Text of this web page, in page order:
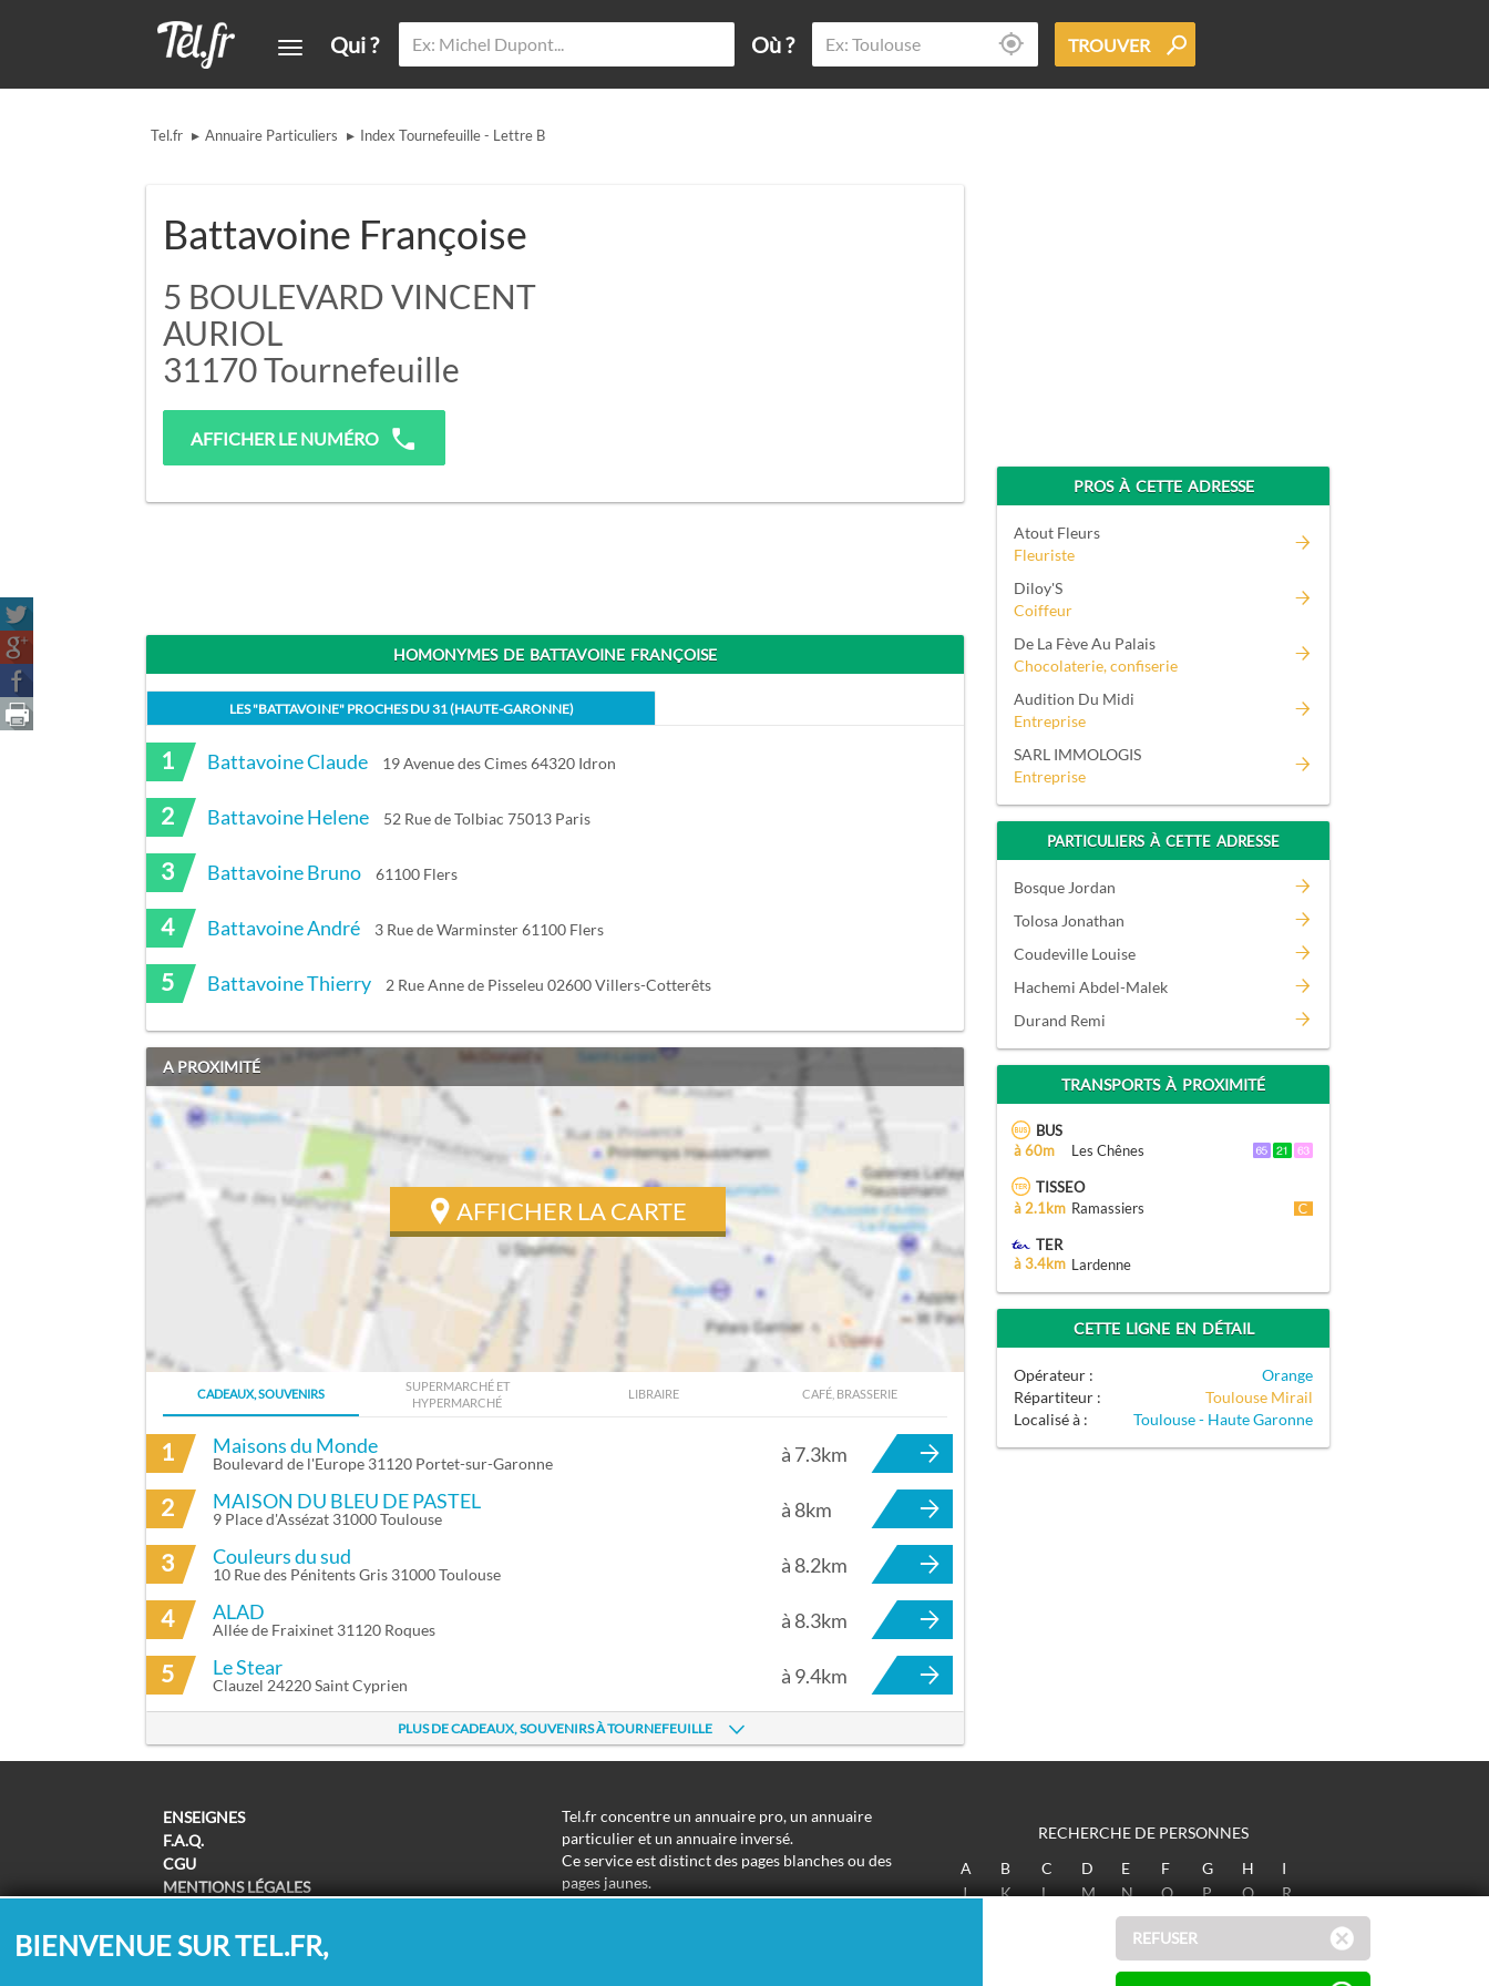
Qui ? Où ? TROUVER
Tel.fr ▸ Annuaire Particuliers ▸ Index Tournefeuille - Lettre B
Battavoine Françoise
5 BOULEVARD VINCENT
AURIOL
31170Tournefeuille
AFFICHER LE NUMÉRO
HOMONYMES DE BATTAVOINE FRANÇOISE
LES "BATTAVOINE" PROCHES DU31 (HAUTE-GARONNE)
1 Battavoine Claude 19 Avenue des Cimes 64320 Idron
2 Battavoine Helene 52 Rue de Tolbiac 75013 Paris
3 Battavoine Bruno 61100 Flers
4 Battavoine André 3 Rue de Warminster 61100 Flers
5 Battavoine Thierry 2 Rue Anne de Pisseleu 02600 Villers-Cotterêts
A PROXIMITÉ
AFFICHER LA CARTE
ITINÉRAIRE VERS BATTAVOINE FRANÇOISE À TOURNEFEUILLE
CADEAUX, SOUVENIRS
SUPERMARCHÉ ET
HYPERMARCHÉ
LIBRAIRE CAFÉ, BRASSERIE
1 Maisons du Monde
Boulevard de l'Europe 31120 Portet-sur-Garonne à 7.3km
2 MAISON DU BLEU DE PASTEL
9 Place d'Assézat 31000 Toulouse à 8km
3 Couleurs du sud
10 Rue des Pénitents Gris 31000 Toulouse à 8.2km
4 ALAD
Allée de Fraixinet 31120 Roques à 8.3km
5 Le Stear
Clauzel 24220 Saint Cyprien à 9.4km
PLUS DE CADEAUX, SOUVENIRS À TOURNEFEUILLE
PROS À CETTE ADRESSE
Atout Fleurs
Fleuriste
Diloy'S
Coiffeur
De La Fève Au Palais
Chocolaterie, confiserie
Audition Du Midi
Entreprise
SARL IMMOLOGIS
Entreprise
PARTICULIERS À CETTE ADRESSE
Bosque Jordan
Tolosa Jonathan
Coudeville Louise
Hachemi Abdel-Malek
Durand Remi
TRANSPORTS À PROXIMITÉ
BUS
à 60m
Les Chênes
TISSEO
à 2.1km Ramassiers
TER
à 3.4km
Lardenne
CETTE LIGNE EN DÉTAIL
Opérateur :
Orange
Répartiteur :
Toulouse Mirail
Localisé à :
Toulouse - Haute Garonne
ENSEIGNES
F.A.Q.
CGU
MENTIONS LÉGALES
POLITIQUE DE COOKIES
MODIFIER MES CHOIX COOKIES
Tel.fr concentre un annuaire pro, un annuaire
particulier et un annuaire inversé.
Ce service est distinct des pages blanches ou des
pages jaunes.
Les informations utilisées peuvent donc varier en
RECHERCHE DE PERSONNES
A
B C D E F G H
I
J
K L M N O P Q
R
W X Y Z
BIENVENUE SUR TEL.FR, REFUSER